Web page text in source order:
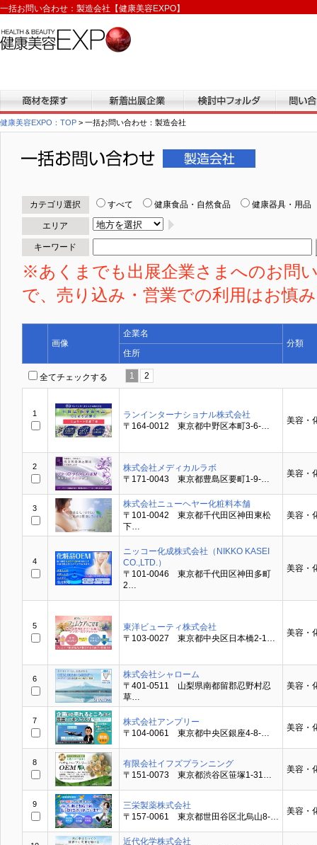
一括お問い合わせ：製造会社【健康美容EXPO】
商材を探す 新着出展企業
健康美容EXPO：TOP > 一括お問い合わせ：製造会社
カテゴリ選択 すべて 健康食品・自然食品 健康器具・用品
エリア
キーワード
※あくまでも出展企業さまへのお問
で、売り込み・営業での利用はお慎
画像
企業名
分類
住所
全てチェックする 1 2
1
ランインターナショナル株式会社
〒164-0012 東京都中野区本町3-6-…
美容・
2
株式会社メディカルラボ
〒171-0043 東京都豊島区要町1-9-…
美容・
3
株式会社ニューヘヤー化粧料本舗
〒101-0042 東京都千代田区神田東松
下…
美容・
4
ニッコー化成株式会社（NIKKO KASEI
CO.,LTD.）
〒101-0046 東京都千代田区神田多町
2…
美容・
5
東洋ビューティ株式会社
〒103-0027 東京都中央区日本橋2-1…
美容・
6
株式会社シャローム
〒401-0511 山梨県南都留郡忍野村忍
草…
美容・
7
株式会社アンプリー
〒104-0061 東京都中央区銀座4-8-…
美容・
8
有限会社イフズプランニング
〒151-0073 東京都渋谷区笹塚1-31…
美容・
9
三栄製薬株式会社
〒157-0061 東京都世田谷区北烏山8-…
美容・
近代化学株式会社